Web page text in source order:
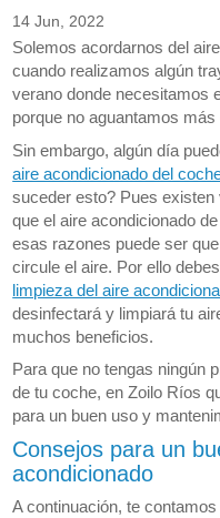
14 Jun, 2022
Solemos acordarnos del
cuando realizamos algún
verano donde necesitamos
porque no aguantamos más
Sin embargo, algún día
aire acondicionado del
suceder esto? Pues
que el aire acondicionado
esas razones puede ser
circule el aire. Por ello
limpieza del aire
desinfectará y limpiará tu
muchos beneficios.
Para que no tengas ningún
de tu coche, en Zoilo Ríos
para un buen uso y
Consejos para un
acondicionado
A continuación, te